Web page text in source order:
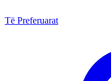
Të Preferuarat